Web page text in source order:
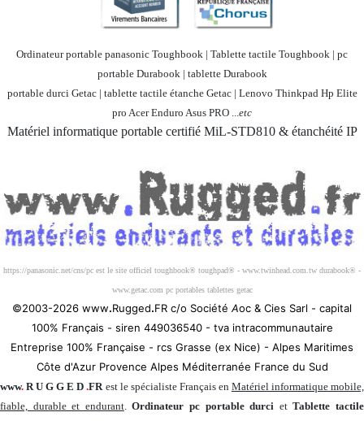
Ordinateur portable panasonic Toughbook | Tablette tactile Toughbook | pc
portable Durabook | tablette Durabook
portable durci Getac | tablette tactile étanche Getac | Lenovo Thinkpad Hp Elite
pro Acer Enduro Asus PRO ...etc
Matériel informatique portable certifié MiL-STD810 & étanchéité IP
https://panasonic.net/cns/pc est le site officiel toughbook® toughpad® - www.twinhead.com.tw durabook® -
www.getac.com pc portables tablettes getac
©2003-2026 www.Rugged.FR c/o Société Aoc & Cies Sarl - capital
100% Français - siren 449036540 - tva intracommunautaire
Entreprise 100% Française - rcs Grasse (ex Nice) - Alpes Maritimes
Côte d'Azur Provence Alpes Méditerranée France du Sud
www. R U G G E D.FRest le spécialiste Français en Matériel informatique mobile,
fiable, durable et endurant.Ordinateur pc portable durci etTablette tactile